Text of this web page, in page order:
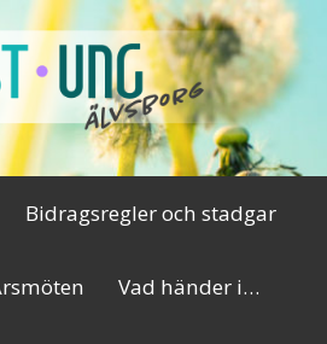
Bidragsregler och stadgar
Vad händer i…